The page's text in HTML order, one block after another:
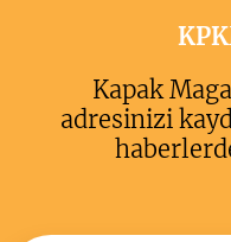
KPK
Kapak
adresinizi